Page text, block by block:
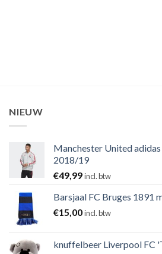
NIEUW
Manchester United
2018/19
€49,99incl. btw
Barsjaal FC Bruges 1891
€15,00incl. btw
knuffelbeer Liverpool FC